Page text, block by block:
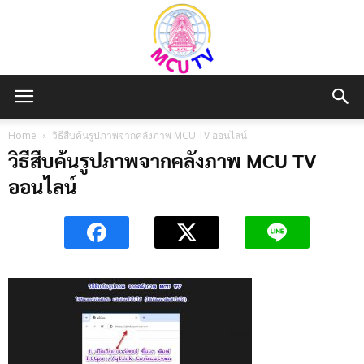
Home วิธีสืบค้นรูปภาพจากคลังภาพ MCU TV ออนไลน์
วิธีสืบค้นรูปภาพจากคลังภาพ MCU TV
ออนไลน์